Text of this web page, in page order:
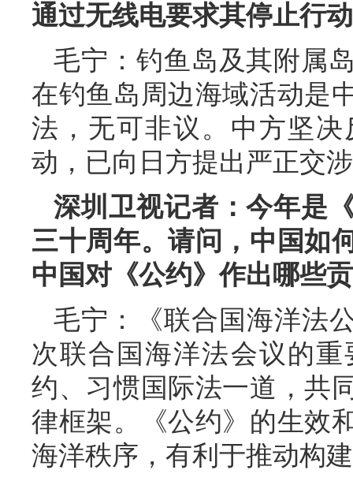
通过无线电要求其停止行
毛宁：钓鱼岛及其附属
在钓鱼岛周边海域活动是
法，无可非议。中方坚
动，已向日方提出严正交
深圳卫视记者：今年是
三十周年。请问，中国如
中国对《公约》作出哪些
毛宁：《联合国海洋法
次联合国海洋法会议的
约、习惯国际法一道，共
律框架。《公约》的生效
海洋秩序，有利于推动构